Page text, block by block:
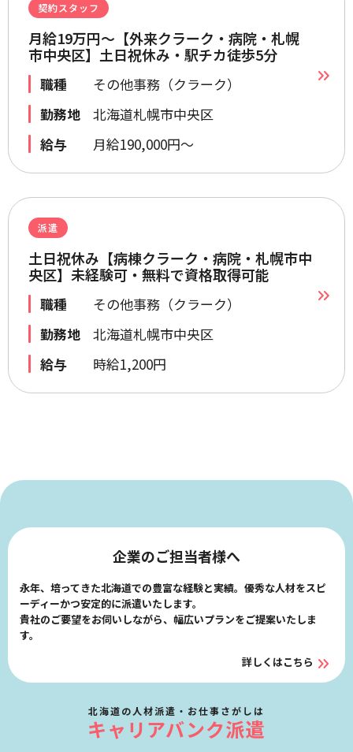
契約スタッフ
月給19万円～【外来クラーク・病院・札幌
市中央区】土日祝休み・駅チカ徒歩5分
職種
その他事務（クラーク）
勤務地
北海道札幌市中央区
給与
月給190,000円～
派遣
土日祝休み【病棟クラーク・病院・札幌市中
央区】未経験可・無料で資格取得可能
職種
その他事務（クラーク）
勤務地
北海道札幌市中央区
給与
時給1,200円
企業のご担当者様へ
永年、培ってきた北海道での豊富な経験と実績。優秀な人材をスピ
ーディーかつ安定的に派遣いたします。
貴社のご要望をお伺いしながら、幅広いプランをご提案いたしま
す。
詳しくはこちら
北海道の人材派遣・お仕事さがしは
キャリアバンク派遣